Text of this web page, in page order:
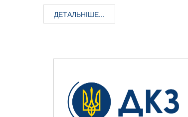
ДЕТАЛЬНІШЕ...